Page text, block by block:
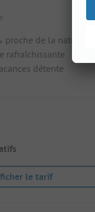
de la nature
rafraîchissante
détente
le tarif